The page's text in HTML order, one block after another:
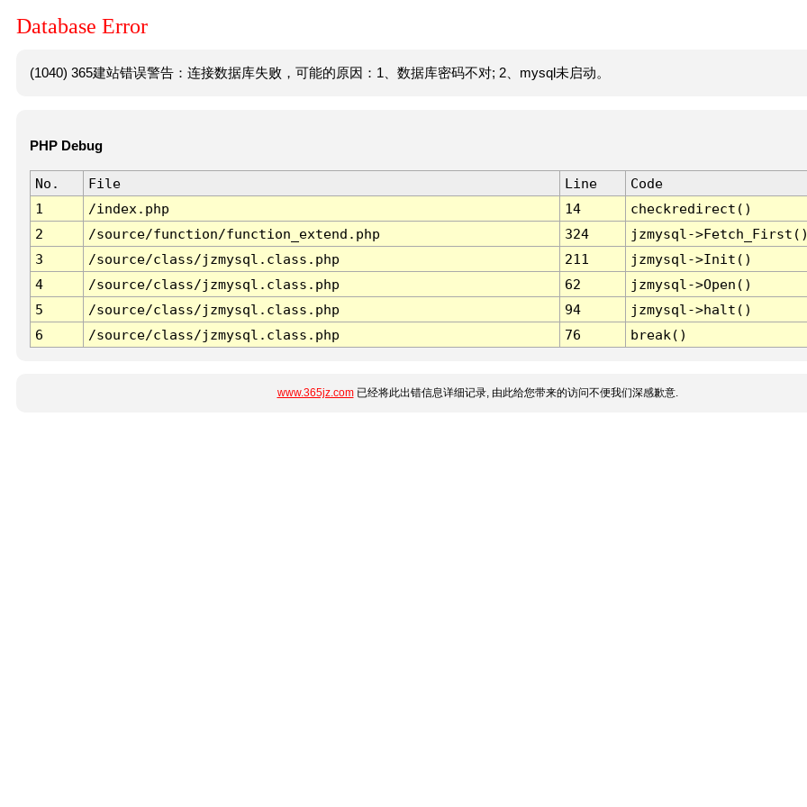
Database Error
(1040) 365建站错误警告：连接数据库失败，可能的原因：1、数据库密码不对; 2、mysql未启动。
PHP Debug
No. File Line
Code
1
/index.php 14
checkredirect()
2
/source/function/function_extend.php 324
jzmysql-
3
/source/class/jzmysql.class.php 211
jzmysql->Init()
4
/source/class/jzmysql.class.php 62
jzmysql->Open()
5
/source/class/jzmysql.class.php 94
jzmysql->halt()
6
/source/class/jzmysql.class.php 76 break()
www.365jz.com已经将此出错信息详细记录, 由此给您带来的访问不便我们深感歉意.